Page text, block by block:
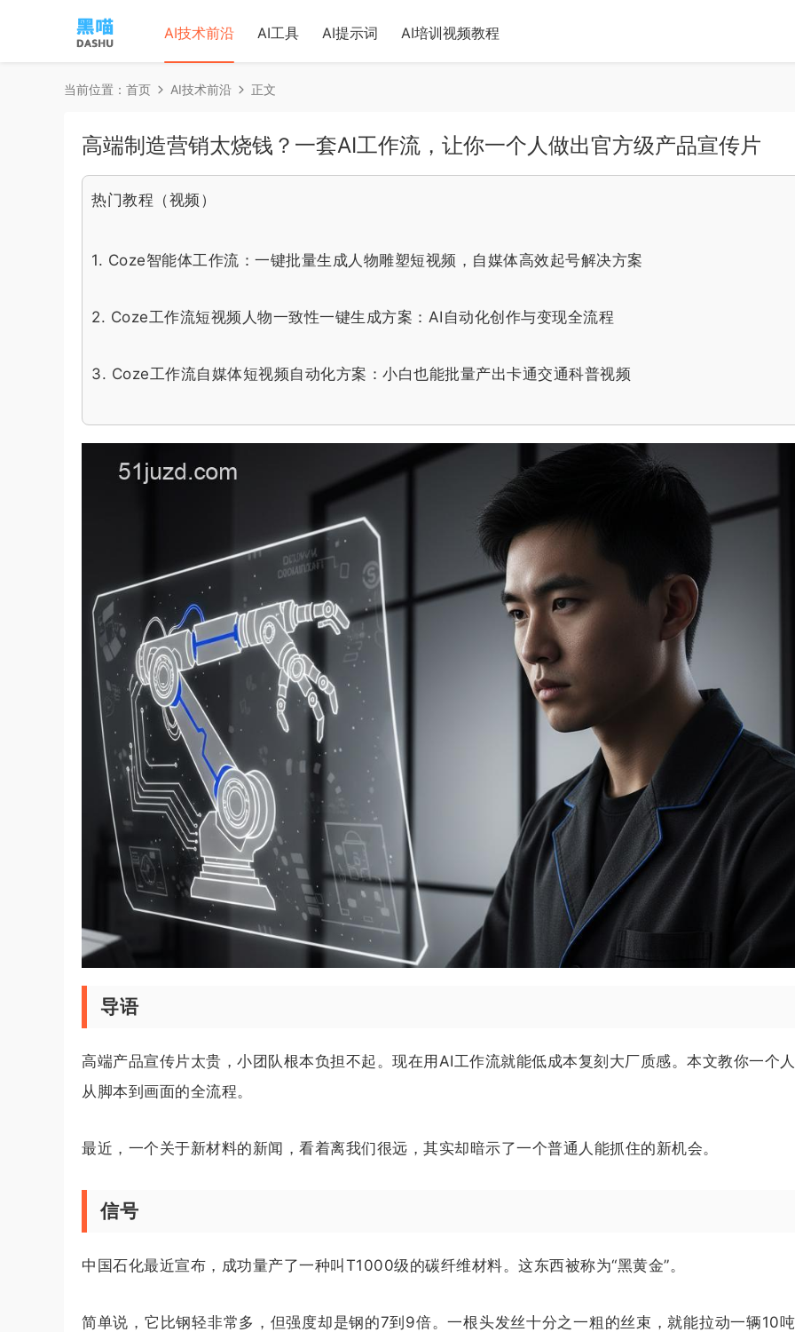
AI技术前沿 AI工具 AI提示词 AI培训视频教程
当前位置： 首页 AI技术前沿 正文
高端制造营销太烧钱？一套AI工作流，让你一个人做出官方级产品宣传片
热门教程（视频）
1. Coze智能体工作流：一键批量生成人物雕塑短视频，自媒体高效起号解决方案
2. Coze工作流短视频人物一致性一键生成方案：AI自动化创作与变现全流程
3. Coze工作流自媒体短视频自动化方案：小白也能批量产出卡通交通科普视频
导语
高端产品宣传片太贵，小团队根本负担不起。现在用AI工作流就能低成本复刻大厂质感。本文教你一个
从脚本到画面的全流程。
最近，一个关于新材料的新闻，看着离我们很远，其实却暗示了一个普通人能抓住的新机会。
信号
中国石化最近宣布，成功量产了一种叫T1000级的碳纤维材料。这东西被称为“黑黄金”。
简单说，它比钢轻非常多，但强度却是钢的7到9倍。一根头发丝十分之一粗的丝束，就能拉动一辆10